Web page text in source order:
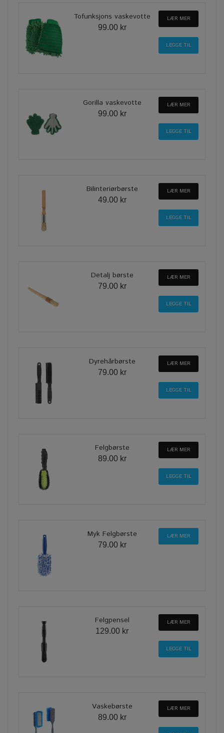
Tofunksjons vaskevotte
99.00 kr
LÆR MER
Gorilla vaskevotte
99.00 kr
LÆR MER
Bilinteriørbørste
49.00 kr
LÆR MER
Detalj børste
79.00 kr
LÆR MER
Dyrehårbørste
79.00 kr
LÆR MER
Felgbørste
89.00 kr
LÆR MER
Myk Felgbørste
79.00 kr
LÆR MER
Felgpensel
129.00 kr
LÆR MER
Vaskebørste
89.00 kr
LÆR MER